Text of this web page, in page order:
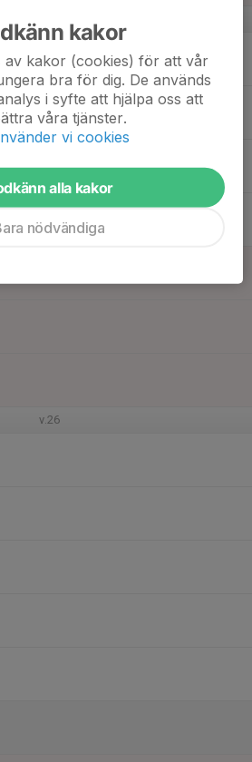
v.26
kakor
av kakor (cookies) för att vår
bra för dig. De används
i syfte att hjälpa oss att
våra tjänster.
vi cookies
alla kakor
nödvändiga